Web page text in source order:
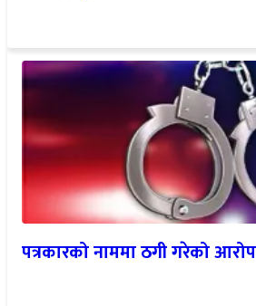
पत्रकारको नाममा ठगी गरेको